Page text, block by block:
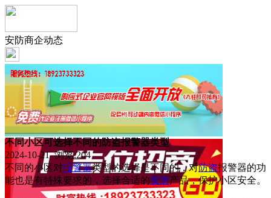
安防商企动态
不同小区可选择不同的防盗报警器类型
2024-10-21 浏览:204
不同的小区对报警器类型的选择是不同的，对防盗报警器的功
能也是有特殊要求的，选择合适的安防产品，保护小区安全。